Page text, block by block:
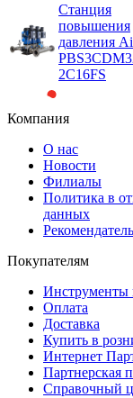
Станция
повышения
давления
2C16FS
Компания
О нас
Новости
Филиалы
Политика в
данных
Покупателям
Инструменты
Оплата
Доставка
Купить в
Интернет
Партнерская
Справочный